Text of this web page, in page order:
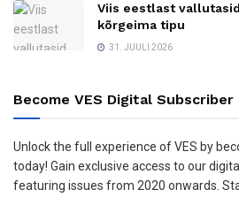
Viis eestlast
kõrgeima tipu
31. JUULI 2026
Become VES Digital Subscriber
Unlock the full experience of VES by
today! Gain exclusive access to our
featuring issues from 2020 onwards.